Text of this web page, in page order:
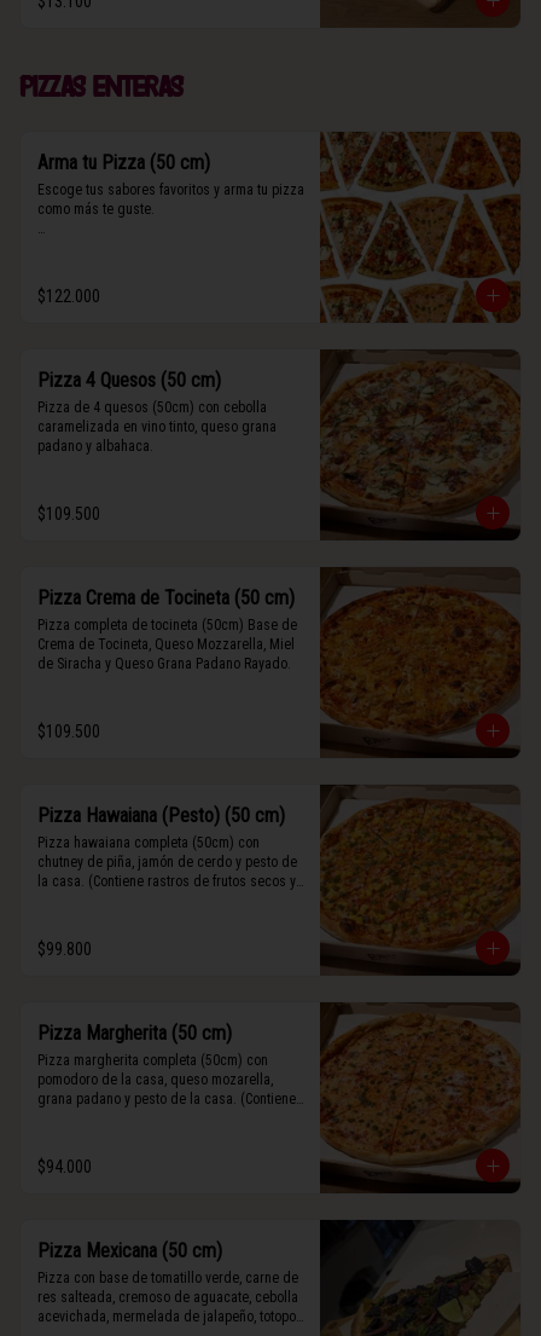
Pizzas enteras
Arma tu Pizza (50 cm)
Escoge tus sabores favoritos y arma tu pizza
como más te guste.
secos y maní.
$122.000
Pizza 4 Quesos (50 cm)
Pizza de 4 quesos (50cm) con cebolla
caramelizada en vino tinto, queso grana
padano y albahaca.
$109.500
Pizza Crema de Tocineta (50 cm)
Pizza completa de tocineta (50cm) Base de
Crema de Tocineta, Queso Mozzarella, Miel
de Siracha y Queso Grana Padano Rayado.
$109.500
Pizza Hawaiana (Pesto) (50 cm)
Pizza hawaiana completa (50cm) con
chutney de piña, jamón de cerdo y pesto de
la casa. (Contiene rastros de frutos secos y
$99.800
Pizza Margherita (50 cm)
Pizza margherita completa (50cm) con
pomodoro de la casa, queso mozarella,
grana padano y pesto de la casa. (Contiene
$94.000
Pizza Mexicana (50 cm)
Pizza con base de tomatillo verde, carne de
res salteada, cremoso de aguacate, cebolla
acevichada, mermelada de jalapeño, totopos